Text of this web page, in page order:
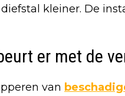
kleiner. De
er met de
van